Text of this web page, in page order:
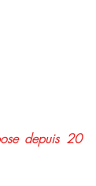
depuis 20